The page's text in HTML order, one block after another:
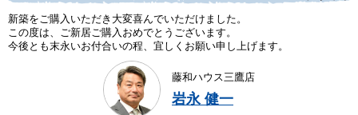
新築をご購入いただき大変喜んでいただけました。
この度は、ご新居ご購入おめでとうございます。
今後とも末永いお付合いの程、宜しくお願い申し上げます。
藤和ハウス三鷹店
岩永 健一